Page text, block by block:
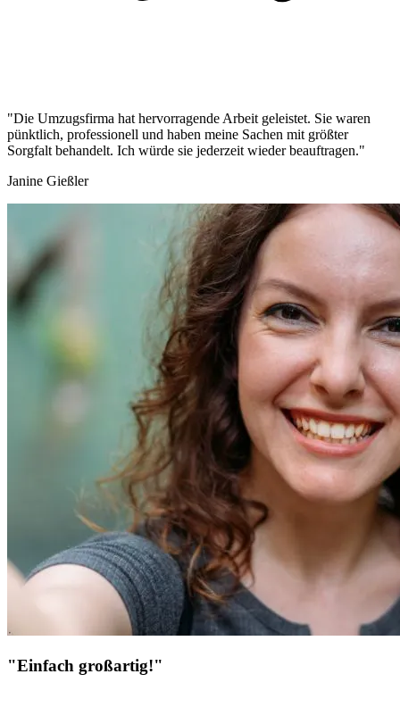
"Die Umzugsfirma hat hervorragende Arbeit geleistet. Sie waren
pünktlich, professionell und haben meine Sachen mit größter
Sorgfalt behandelt. Ich würde sie jederzeit wieder beauftragen."
Janine Gießler
"Einfach großartig!"